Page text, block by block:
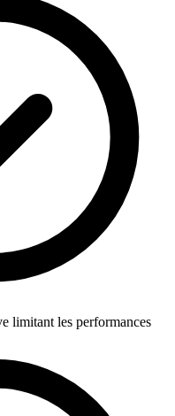
limitant les performances